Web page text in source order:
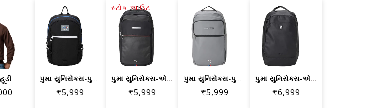
પુમા યુનિસેક્સ-પુખ્ત BMW MMS બેકપેક, ...
₹5,999
પુમા યુનિસેક્સ-એડલ્ટ BMW MMS પ્રો બેક...
₹5,999
સ્ટોક આઉટ
પુમા યુનિસેક્સ-પુખ્ત BMW MMS પ્રો બેક...
₹5,999
પુમા યુનિસેક્સ-એડલ્ટ ફેરારી SPTWR સ્ટ...
₹6,999